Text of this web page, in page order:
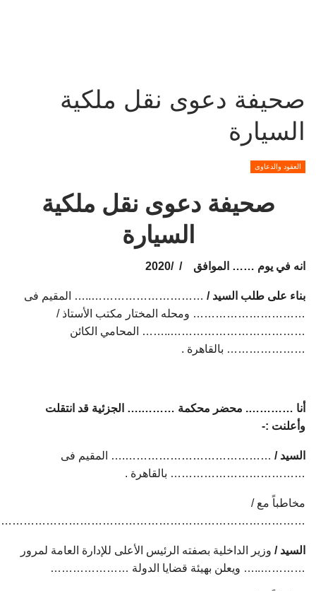
صحيفة دعوى نقل ملكية
السيارة
العقود والدعاوى
صحيفة دعوى نقل ملكية
السيارة
انه في يوم …… الموافق / /2020
بناء على طلب السيد / …………………………..… المقيم فى
………………………… ومحله المختار مكتب الأستاذ /
………………………………..…… المحامي الكائن
………………… بالقاهرة .
أنا …………. محضر محكمة ……….… الجزئية قد انتقلت
وأعلنت :-
السيد / ………………………………….… المقيم فى
……………………………… بالقاهرة .
مخاطباً مع /
السيد / وزير الداخلية بصفته الرئيس الأعلى للإدارة العامة لمرور
…………..… ويعلن بهيئة قضايا الدولة …………………